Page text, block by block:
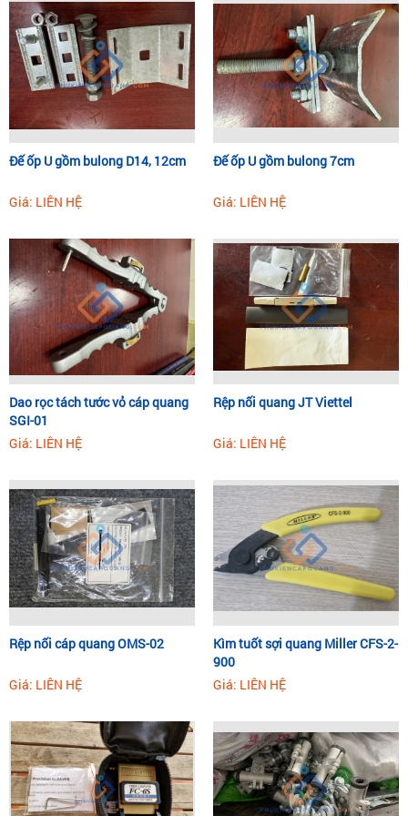
Phụ Kiện - Thiết bị Viễn thông
Hotline: 0983.699.563
Email: phukiencapquangvn@gmail.com
Wedsite: phukiencapquang.com
Đế ốp U gồm bulong D14, 12cm
Giá: LIÊN HỆ
Đế ốp U gồm bulong 7cm
Giá: LIÊN HỆ
Dao rọc tách tước vỏ cáp quang
SGI-01
Giá: LIÊN HỆ
Rệp nối quang JT Viettel
Giá: LIÊN HỆ
Rệp nối cáp quang OMS-02
Giá: LIÊN HỆ
Kìm tuốt sợi quang Miller CFS-2-
900
Giá: LIÊN HỆ